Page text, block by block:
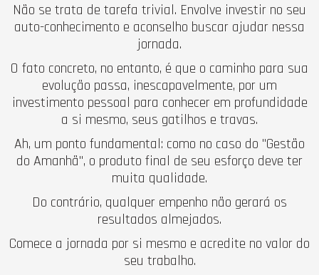
Não se trata de tarefa trivial. Envolve investir no seu
auto-conhecimento e aconselho buscar ajudar nessa
jornada.
O fato concreto, no entanto, é que o caminho para sua
evolução passa, inescapavelmente, por um
investimento pessoal para conhecer em profundidade
a si mesmo, seus gatilhos e travas.
Ah, um ponto fundamental: como no caso do "Gestão
do Amanhã", o produto final de seu esforço deve ter
muita qualidade.
Do contrário, qualquer empenho não gerará os
resultados almejados.
Comece a jornada por si mesmo e acredite no valor do
seu trabalho.